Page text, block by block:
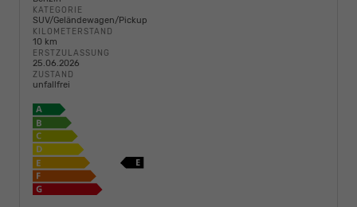
KATEGORIE
SUV/Geländewagen/Pickup
KILOMETERSTAND
10 km
ERSTZULASSUNG
25.06.2026
ZUSTAND
unfallfrei